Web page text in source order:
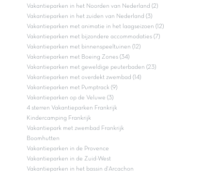
Vakantieparken in het Noorden van Nederland (2)
Vakantieparken in het zuiden van Nederland (3)
Vakantieparken met animatie in het laagseizoen (12)
Vakantieparken met bijzondere accommodaties (7)
Vakantieparken met binnenspeeltuinen (12)
Vakantieparken met Boeing Zones (34)
Vakantieparken met geweldige peuterbaden (23)
Vakantieparken met overdekt zwembad (14)
Vakantieparken met Pumptrack (9)
Vakantieparken op de Veluwe (3)
4 sterren Vakantieparken Frankrijk
Kindercamping Frankrijk
Vakantiepark met zwembad Frankrijk
Boomhutten
Vakantieparken in de Provence
Vakantieparken in de Zuid-West
Vakantieparken in het bassin d'Arcachon